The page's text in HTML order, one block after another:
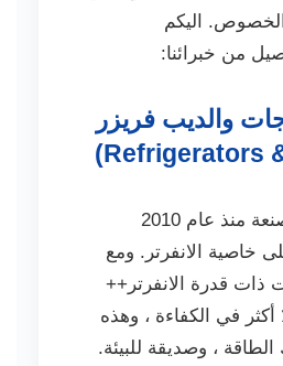
اليكم
من خبرائنا:
والديب فريزر
كل الثلاجات المصنعة منذ عام 2010
خاصية الانفرتر. ومع
ذات قدرة الانفرتر++
بنسبة 21٪ أكثر في الكفاءة ، وهذه
، وصديقة للبيئة.